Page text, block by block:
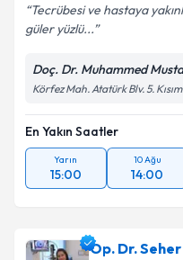
Tecrübesi ve hastaya
güler yüzlü...
Doç. Dr. Muhammed
Körfez Mah. Atatürk Blv. 5.
En Yakın Saatler
Yarın
15:00
10 Ağu
14:00
Op. Dr.